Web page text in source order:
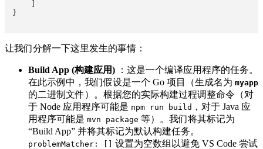
}
让我们分解一下这里发生的事情：
Build App (构建应用) ：这是一个编译应用程序的任务。
在此示例中，我们假设是一个 Go 项目（生成名为 myapp
的二进制文件）。根据您的实际构建过程调整命令（对
于 Node 应用程序可能是 npm run build ​，对于 Java 应
用程序可能是 mvn package ​ 等）。我们将其标记为
“Build App” 并将其标记为默认构建任务。
problemMatcher: []
​ 设置为空数组以避免 VS Code 尝试